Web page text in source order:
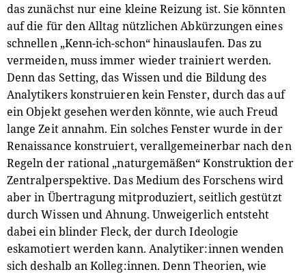
das zunächst nur eine kleine Reizung ist. Sie könnten
auf die für den Alltag nützlichen Abkürzungen eines
schnellen „Kenn-ich-schon“ hinauslaufen. Das zu
vermeiden, muss immer wieder trainiert werden.
Denn das Setting, das Wissen und die Bildung des
Analytikers konstruieren kein Fenster, durch das auf
ein Objekt gesehen werden könnte, wie auch Freud
lange Zeit annahm. Ein solches Fenster wurde in der
Renaissance konstruiert, verallgemeinerbar nach den
Regeln der rational „naturgemäßen“ Konstruktion der
Zentralperspektive. Das Medium des Forschens wird
aber in Übertragung mitproduziert, seitlich gestützt
durch Wissen und Ahnung. Unweigerlich entsteht
dabei ein blinder Fleck, der durch Ideologie
eskamotiert werden kann. Analytiker:innen wenden
sich deshalb an Kolleg:innen. Denn Theorien, wie